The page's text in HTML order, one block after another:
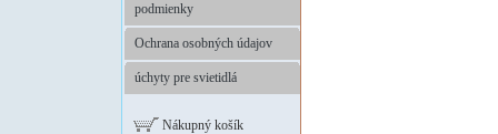
podmienky
Ochrana osobných údajov
úchyty pre svietidlá
Nákupný košík